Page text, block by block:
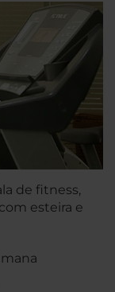
de fitness,
esteira e